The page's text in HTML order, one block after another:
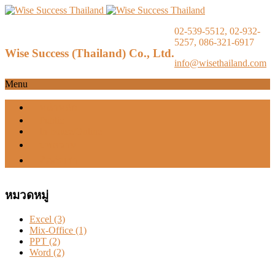
Wise Success (Thailand) Co., Ltd.
02-539-5512, 02-932-
5257, 086-321-6917
info@wisethailand.com
Menu
หมวดหมู่
Excel (3)
Mix-Office (1)
PPT (2)
Word (2)